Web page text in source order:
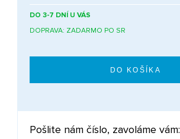
DO 3-7 DNÍ U VÁS
DOPRAVA: ZADARMO PO SR
Pošlite nám číslo, zavoláme vám: